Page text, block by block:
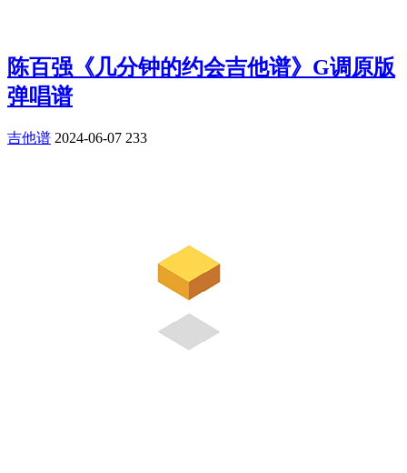
陈百强《几分钟的约会吉他谱》G调原版
弹唱谱
吉他谱 2024-06-07 233